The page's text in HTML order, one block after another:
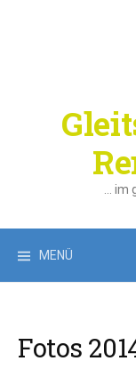
… im
MENÜ
Fotos